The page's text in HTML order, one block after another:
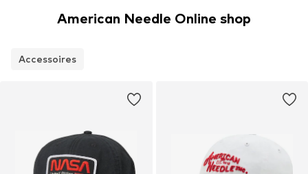
American Needle Online shop
Accessoires